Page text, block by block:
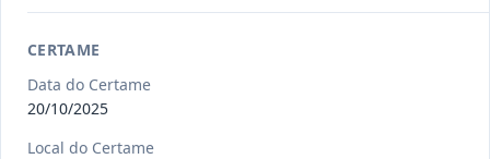
Credenciamento
jurídica para prestação de
Situação: Publicada
CERTAME
Data do Certame
20/10/2025
Local do Certame